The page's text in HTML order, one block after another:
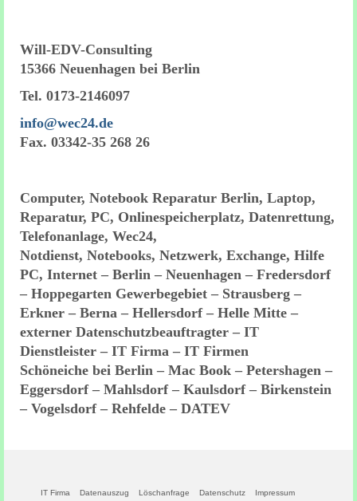
Will-EDV-Consulting
15366 Neuenhagen bei Berlin
Tel. 0173-2146097
info@wec24.de
Fax. 03342-35 268 26
Computer, Notebook Reparatur Berlin, Laptop,
Reparatur, PC, Onlinespeicherplatz, Datenrettung,
Telefonanlage, Wec24,
Notdienst, Notebooks, Netzwerk, Exchange, Hilfe
PC, Internet – Berlin – Neuenhagen – Fredersdorf
– Hoppegarten Gewerbegebiet – Strausberg –
Erkner – Berna – Hellersdorf – Helle Mitte –
externer Datenschutzbeauftragter – IT
Dienstleister – IT Firma – IT Firmen
Schöneiche bei Berlin – Mac Book – Petershagen –
Eggersdorf – Mahlsdorf – Kaulsdorf – Birkenstein
– Vogelsdorf – Rehfelde – DATEV
IT Firma Datenauszug Löschanfrage Datenschutz Impressum